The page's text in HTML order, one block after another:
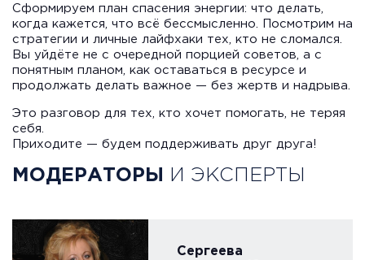
Сформируем план спасения энергии: что делать,
когда кажется, что всё бессмысленно. Посмотрим на
стратегии и личные лайфхаки тех, кто не сломался.
Вы уйдёте не с очередной порцией советов, а с
понятным планом, как оставаться в ресурсе и
продолжать делать важное — без жертв и надрыва.
Это разговор для тех, кто хочет помогать, не теряя
себя.
Приходите — будем поддерживать друг друга!
МОДЕРАТОРЫ И ЭКСПЕРТЫ
Сергеева